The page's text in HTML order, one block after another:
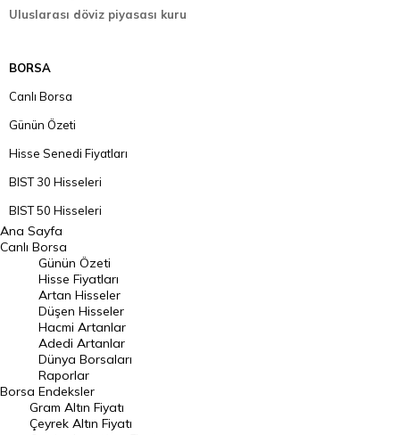
Uluslarası döviz piyasası kuru
BORSA
Canlı Borsa
Günün Özeti
Hisse Senedi Fiyatları
BIST 30 Hisseleri
BIST 50 Hisseleri
BIST 100 Hisseleri
En Çok Artan Hisseler
En Çok Düşen Hisseler
Hacmi Artanlar
Geçmiş Kapanışlar
Dünya Borsaları
Raporlar
Ana Sayfa
Canlı Borsa
Borsa
Günün Özeti
Hisse Fiyatları
Artan Hisseler
Düşen Hisseler
Hacmi Artanlar
Adedi Artanlar
Dünya Borsaları
Raporlar
Endeksler
Gram Altın Fiyatı
Çeyrek Altın Fiyatı